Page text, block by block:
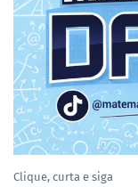
Clique, curta e siga